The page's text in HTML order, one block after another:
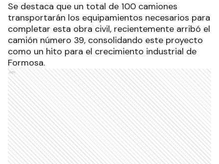
Se destaca que un total de 100 camiones
transportarán los equipamientos necesarios para
completar esta obra civil, recientemente arribó el
camión número 39, consolidando este proyecto
como un hito para el crecimiento industrial de
Formosa.
Ads